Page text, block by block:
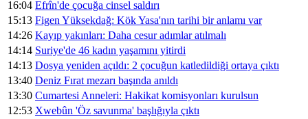
16:04 Efrîn'de çocuğa cinsel saldırı
15:13 Figen Yüksekdağ: Kök Yasa'nın tarihi bir anlamı var
14:26 Kayıp yakınları: Daha cesur adımlar atılmalı
14:14 Suriye'de 46 kadın yaşamını yitirdi
14:13 Dosya yeniden açıldı: 2 çocuğun katledildiği ortaya çıktı
13:40 Deniz Fırat mezarı başında anıldı
13:30 Cumartesi Anneleri: Hakikat komisyonları kurulsun
12:53 Xwebûn 'Öz savunma' başlığıyla çıktı